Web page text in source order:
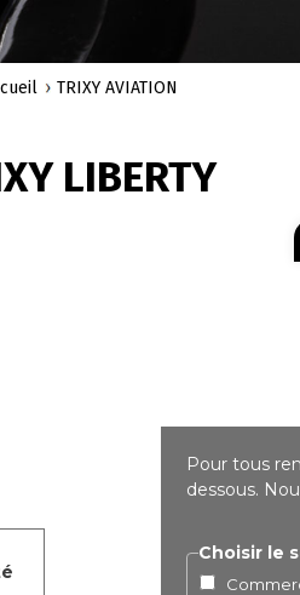
TRIXY AVIATION
LIBERTY
Pour tous
dessous.
Choisir le